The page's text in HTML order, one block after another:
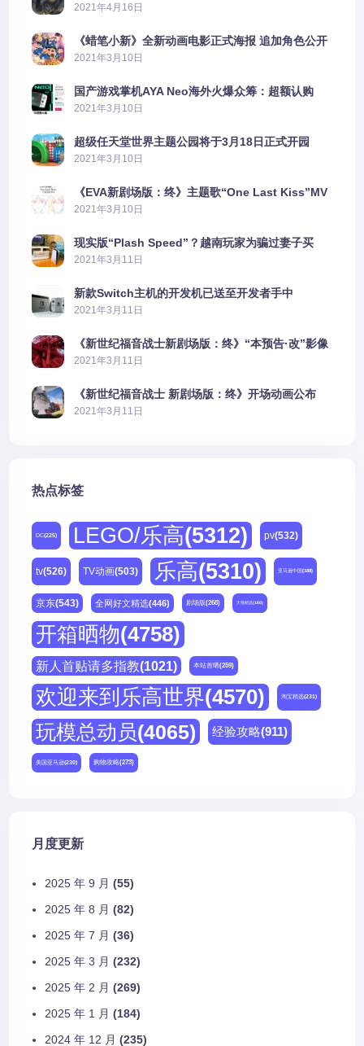
2021年4月16日
《蜡笔小新》全新动画电影正式海报 追加角色公开
2021年3月10日
国产游戏掌机AYA Neo海外火爆众筹：超额认购
2606%
2021年3月10日
超级任天堂世界主题公园将于3月18日正式开园
2021年3月10日
《EVA新剧场版：终》主题歌“One Last Kiss”MV
公布
2021年3月10日
现实版“Plash Speed”？越南玩家为骗过妻子买
PS5上演好戏
2021年3月11日
新款Switch主机的开发机已送至开发者手中
2021年3月11日
《新世纪福音战士新剧场版：终》“本预告·改”影像
公开
2021年3月11日
《新世纪福音战士 新剧场版：终》开场动画公布
2021年3月11日
热点标签
DC(225) LEGO/乐高(5312) pv(532)
tv(526) TV动画(503) 乐高(5310) 亚马逊中国(188)
京东(543) 全网好文精选(446) 剧场版(268) 天猫精选(180)
开箱晒物(4758)
新人首贴请多指教(1021) 本站首晒(259)
欢迎来到乐高世界(4570) 淘宝精选(231)
玩模总动员(4065) 经验攻略(911)
美国亚马逊(230) 购物攻略(273)
月度更新
2025 年 9 月 (55)
2025 年 8 月 (82)
2025 年 7 月 (36)
2025 年 3 月 (232)
2025 年 2 月 (269)
2025 年 1 月 (184)
2024 年 12 月 (235)